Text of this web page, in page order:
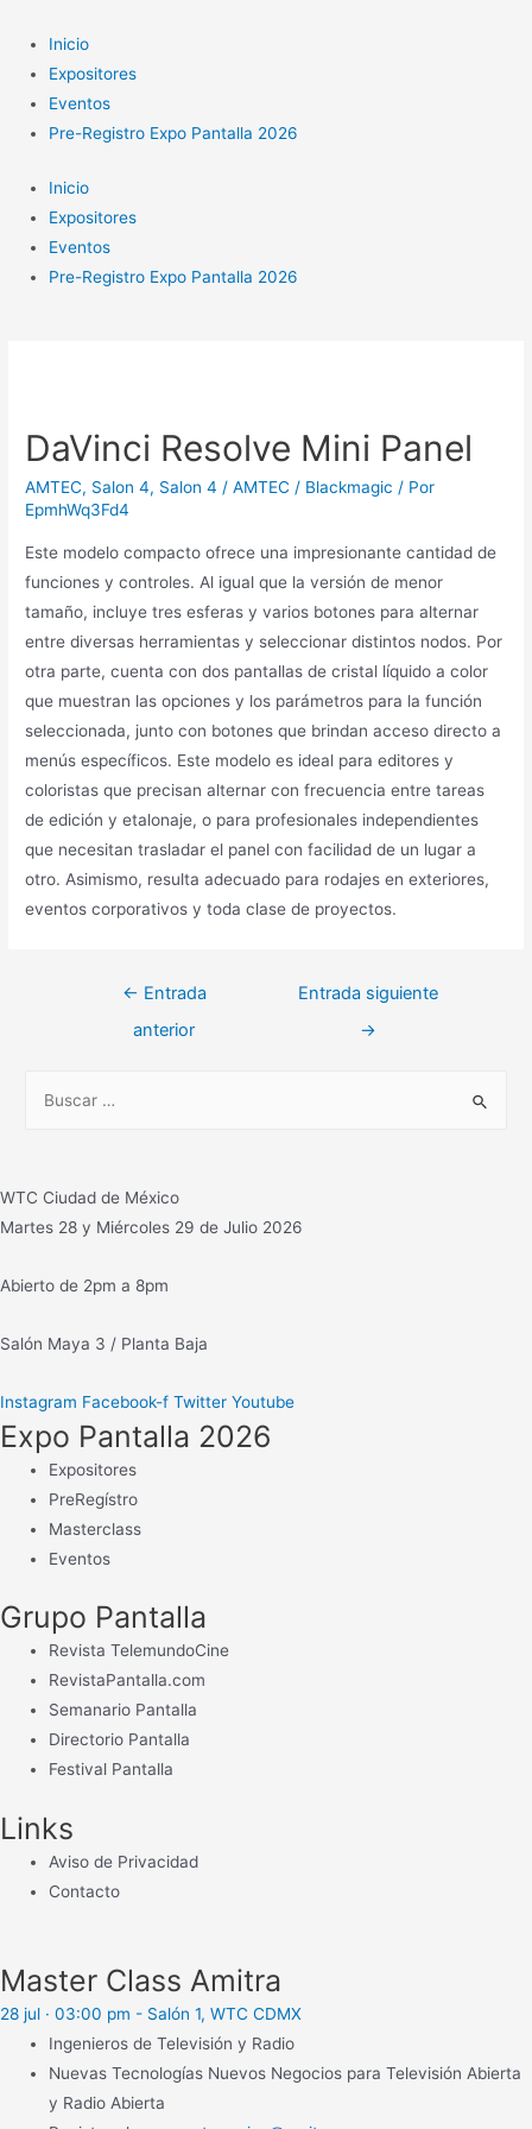
contenido
Inicio
Expositores
Eventos
Pre-Registro Expo Pantalla 2026
Inicio
Expositores
Eventos
Pre-Registro Expo Pantalla 2026
DaVinci Resolve Mini Panel
AMTEC, Salon 4, Salon 4 / AMTEC / Blackmagic / Por
EpmhWq3Fd4
Este modelo compacto ofrece una impresionante cantidad de
funciones y controles. Al igual que la versión de menor
tamaño, incluye tres esferas y varios botones para alternar
entre diversas herramientas y seleccionar distintos nodos. Por
otra parte, cuenta con dos pantallas de cristal líquido a color
que muestran las opciones y los parámetros para la función
seleccionada, junto con botones que brindan acceso directo a
menús específicos. Este modelo es ideal para editores y
coloristas que precisan alternar con frecuencia entre tareas
de edición y etalonaje, o para profesionales independientes
que necesitan trasladar el panel con facilidad de un lugar a
otro. Asimismo, resulta adecuado para rodajes en exteriores,
eventos corporativos y toda clase de proyectos.
Navegación
← Entrada
anterior
Entrada siguiente
→
WTC Ciudad de México
Martes 28 y Miércoles 29 de Julio 2026
Abierto de 2pm a 8pm
Salón Maya 3 / Planta Baja
Instagram Facebook-f Twitter Youtube
Expo Pantalla 2026
Expositores
PreRegístro
Masterclass
Eventos
Grupo Pantalla
Revista TelemundoCine
RevistaPantalla.com
Semanario Pantalla
Directorio Pantalla
Festival Pantalla
Links
Aviso de Privacidad
Contacto
Master Class Amitra
28 jul · 03:00 pm - Salón 1, WTC CDMX
Ingenieros de Televisión y Radio
Nuevas Tecnologías Nuevos Negocios para Televisión Abierta
y Radio Abierta